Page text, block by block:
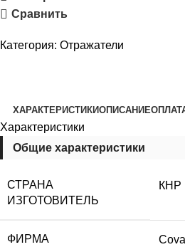
Сравнить
Категория: Отражатели
ХАРАКТЕРИСТИКИОПИСАНИЕ
Характеристики
Общие характеристики
СТРАНА
ИЗГОТОВИТЕЛЬ
КНР
ФИРМА